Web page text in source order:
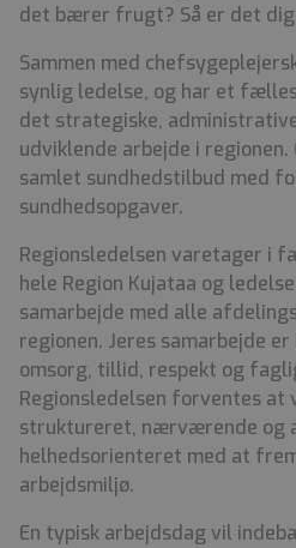
det bærer frugt? Så er det
Sammen med
synlig ledelse, og har et
det strategiske,
udviklende arbejde i
samlet sundhedstilbud med
sundhedsopgaver.
Regionsledelsen varetager i
hele Region Kujataa og
samarbejde med alle
regionen. Jeres samarbejde
omsorg, tillid, respekt og
Regionsledelsen forventes at
struktureret, nærværende og
helhedsorienteret med at
arbejdsmiljø.
En typisk arbejdsdag vil